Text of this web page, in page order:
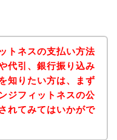
トネスの支払い方法
代引、銀行振り込み
知りたい方は、まず
ジフィットネスの公
れてみてはいかがで